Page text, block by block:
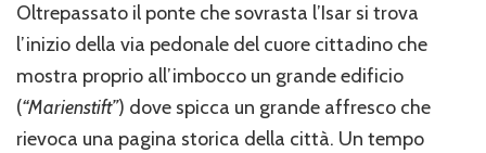
Oltrepassato il ponte che sovrasta l’Isar si trova
l’inizio della via pedonale del cuore cittadino che
mostra proprio all’imbocco un grande edificio
(“Marienstift”) dove spicca un grande affresco che
rievoca una pagina storica della città. Un tempo